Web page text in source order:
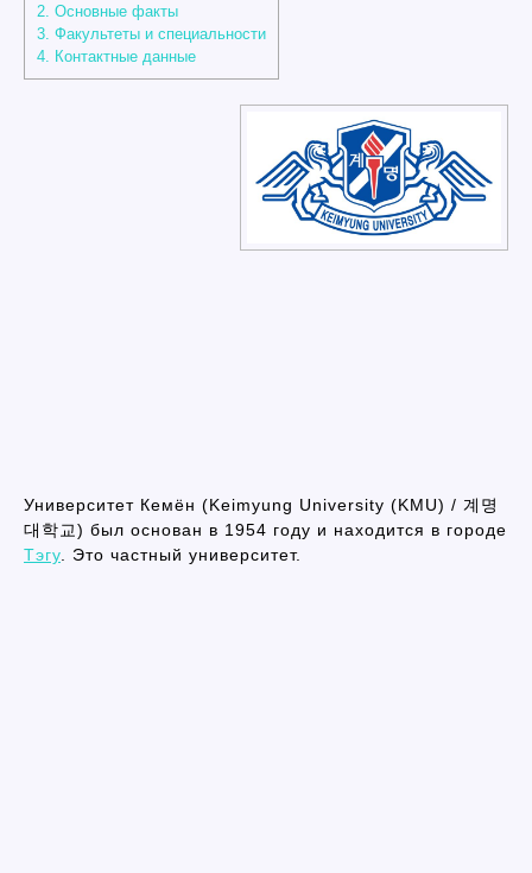
2. Основные факты
3. Факультеты и специальности
4. Контактные данные
Университет Кемён (Keimyung University (KMU) / 계명
대학교) был основан в 1954 году и находится в городе
Тэгу . Это частный университет.